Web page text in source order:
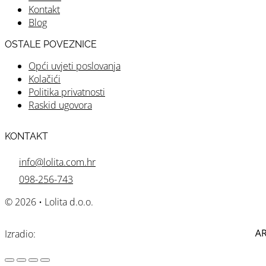
Kontakt
Blog
OSTALE POVEZNICE
Opći uvjeti poslovanja
Kolačići
Politika privatnosti
Raskid ugovora
KONTAKT
info@lolita.com.hr
098-256-743
© 2026 • Lolita d.o.o.
Izradio: